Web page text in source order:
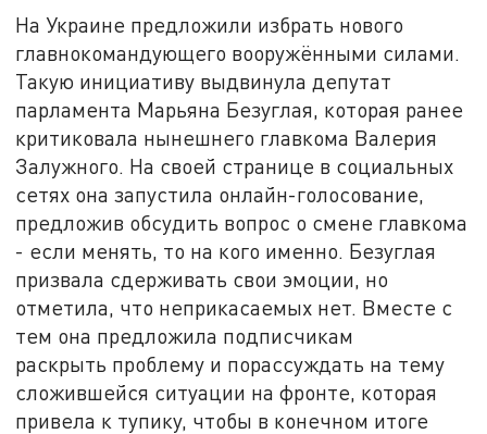
На Украине предложили избрать нового
главнокомандующего вооружёнными силами.
Такую инициативу выдвинула депутат
парламента Марьяна Безуглая, которая ранее
критиковала нынешнего главкома Валерия
Залужного. На своей странице в социальных
сетях она запустила онлайн-голосование,
предложив обсудить вопрос о смене главкома
- если менять, то на кого именно. Безуглая
призвала сдерживать свои эмоции, но
отметила, что неприкасаемых нет. Вместе с
тем она предложила подписчикам
раскрыть проблему и порассуждать на тему
сложившейся ситуации на фронте, которая
привела к тупику, чтобы в конечном итоге